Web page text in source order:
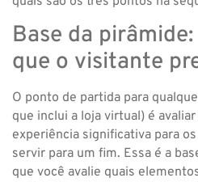
Base da
que o visitante
O ponto de partida para
que inclui a loja virtual) é
experiência significativa para
servir para um fim. Essa é a
que você avalie quais